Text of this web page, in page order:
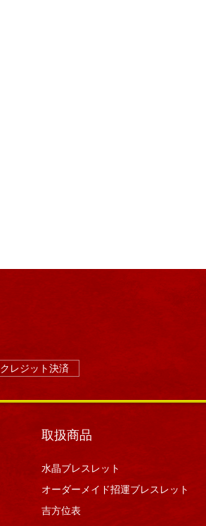
クレジット決済
取扱商品
水晶ブレスレット
オーダーメイド招運ブレスレット
吉方位表